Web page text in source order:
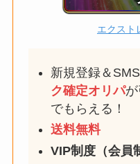
エクスト
新規登録＆
ク確定オリパが
でもらえる！
送料無料
VIP制度（会員